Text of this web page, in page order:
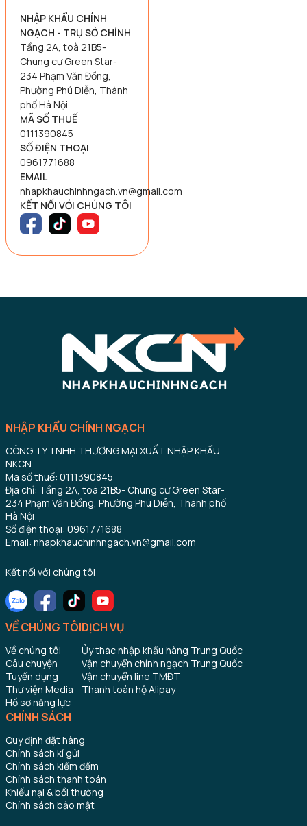
NHẬP KHẨU CHÍNH
NGẠCH - TRỤ SỞ CHÍNH
Tầng 2A, toà 21B5-
Chung cư Green Star-
234 Phạm Văn Đồng,
Phường Phú Diễn, Thành
phố Hà Nội
MÃ SỐ THUẾ
0111390845
SỐ ĐIỆN THOẠI
0961771688
EMAIL
nhapkhauchinhngach.vn@gmail.com
KẾT NỐI VỚI CHÚNG TÔI
NHẬP KHẨU CHÍNH NGẠCH
CÔNG TY TNHH THƯƠNG MẠI XUẤT NHẬP KHẨU
NKCN
Mã số thuế: 0111390845
Địa chỉ: Tầng 2A, toà 21B5- Chung cư Green Star-
234 Phạm Văn Đồng, Phường Phú Diễn, Thành phố
Hà Nội
Số điện thoại: 0961771688
Email: nhapkhauchinhngach.vn@gmail.com
Kết nối với chúng tôi
VỀ CHÚNG TÔI
Về chúng tôi
Câu chuyện
Tuyển dụng
Thư viện Media
Hồ sơ năng lực
DỊCH VỤ
Ủy thác nhập khẩu hàng Trung Quốc
Vận chuyển chính ngạch Trung Quốc
Vận chuyển line TMĐT
Thanh toán hộ Alipay
CHÍNH SÁCH
Quy định đặt hàng
Chính sách kí gửi
Chính sách kiểm đếm
Chính sách thanh toán
Khiếu nại & bồi thường
Chính sách bảo mật